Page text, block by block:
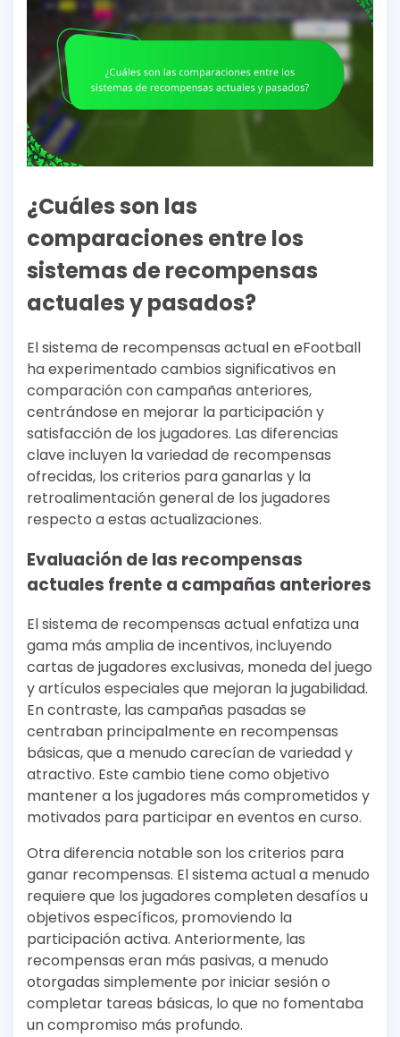
¿Cuáles son las
comparaciones entre los
sistemas de recompensas
actuales y pasados?
El sistema de recompensas actual en eFootball
ha experimentado cambios significativos en
comparación con campañas anteriores,
centrándose en mejorar la participación y
satisfacción de los jugadores. Las diferencias
clave incluyen la variedad de recompensas
ofrecidas, los criterios para ganarlas y la
retroalimentación general de los jugadores
respecto a estas actualizaciones.
Evaluación de las recompensas
actuales frente a campañas anteriores
El sistema de recompensas actual enfatiza una
gama más amplia de incentivos, incluyendo
cartas de jugadores exclusivas, moneda del juego
y artículos especiales que mejoran la jugabilidad.
En contraste, las campañas pasadas se
centraban principalmente en recompensas
básicas, que a menudo carecían de variedad y
atractivo. Este cambio tiene como objetivo
mantener a los jugadores más comprometidos y
motivados para participar en eventos en curso.
Otra diferencia notable son los criterios para
ganar recompensas. El sistema actual a menudo
requiere que los jugadores completen desafíos u
objetivos específicos, promoviendo la
participación activa. Anteriormente, las
recompensas eran más pasivas, a menudo
otorgadas simplemente por iniciar sesión o
completar tareas básicas, lo que no fomentaba
un compromiso más profundo.